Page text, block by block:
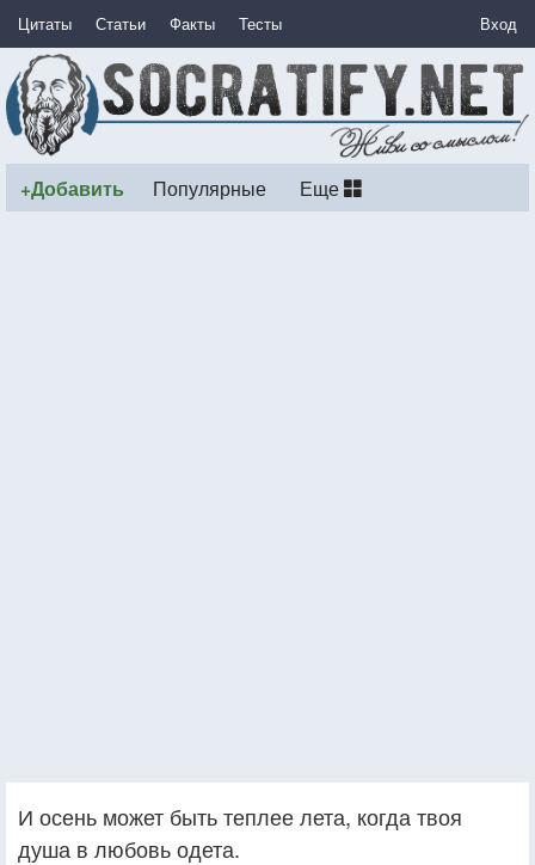
Цитаты Статьи Факты Тесты Вход
+Добавить Популярные Еще
И осень может быть теплее лета, когда твоя
душа в любовь одета.